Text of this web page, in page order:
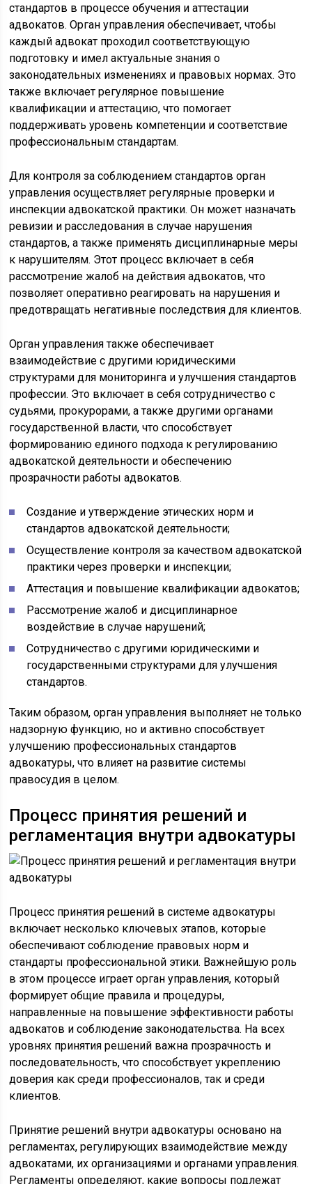
стандартов в процессе обучения и аттестации
адвокатов. Орган управления обеспечивает, чтобы
каждый адвокат проходил соответствующую
подготовку и имел актуальные знания о
законодательных изменениях и правовых нормах. Это
также включает регулярное повышение
квалификации и аттестацию, что помогает
поддерживать уровень компетенции и соответствие
профессиональным стандартам.
Для контроля за соблюдением стандартов орган
управления осуществляет регулярные проверки и
инспекции адвокатской практики. Он может назначать
ревизии и расследования в случае нарушения
стандартов, а также применять дисциплинарные меры
к нарушителям. Этот процесс включает в себя
рассмотрение жалоб на действия адвокатов, что
позволяет оперативно реагировать на нарушения и
предотвращать негативные последствия для клиентов.
Орган управления также обеспечивает
взаимодействие с другими юридическими
структурами для мониторинга и улучшения стандартов
профессии. Это включает в себя сотрудничество с
судьями, прокурорами, а также другими органами
государственной власти, что способствует
формированию единого подхода к регулированию
адвокатской деятельности и обеспечению
прозрачности работы адвокатов.
Создание и утверждение этических норм и
стандартов адвокатской деятельности;
Осуществление контроля за качеством адвокатской
практики через проверки и инспекции;
Аттестация и повышение квалификации адвокатов;
Рассмотрение жалоб и дисциплинарное
воздействие в случае нарушений;
Сотрудничество с другими юридическими и
государственными структурами для улучшения
стандартов.
Таким образом, орган управления выполняет не только
надзорную функцию, но и активно способствует
улучшению профессиональных стандартов
адвокатуры, что влияет на развитие системы
правосудия в целом.
Процесс принятия решений и
регламентация внутри адвокатуры
Процесс принятия решений в системе адвокатуры
включает несколько ключевых этапов, которые
обеспечивают соблюдение правовых норм и
стандарты профессиональной этики. Важнейшую роль
в этом процессе играет орган управления, который
формирует общие правила и процедуры,
направленные на повышение эффективности работы
адвокатов и соблюдение законодательства. На всех
уровнях принятия решений важна прозрачность и
последовательность, что способствует укреплению
доверия как среди профессионалов, так и среди
клиентов.
Принятие решений внутри адвокатуры основано на
регламентах, регулирующих взаимодействие между
адвокатами, их организациями и органами управления.
Регламенты определяют, какие вопросы подлежат